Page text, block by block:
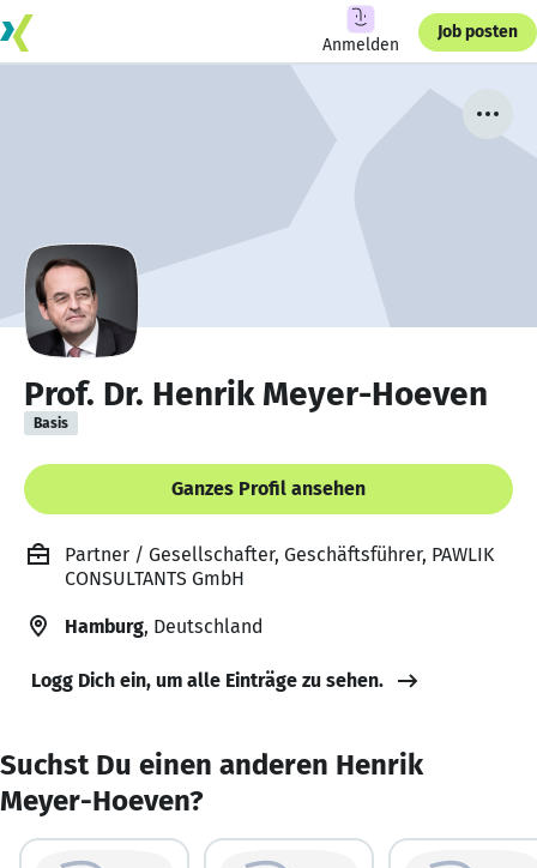
Anmelden
Job posten
Prof. Dr. Henrik Meyer-Hoeven
Basis
Ganzes Profil ansehen
Partner / Gesellschafter, Geschäftsführer, PAWLIK
CONSULTANTS GmbH
Hamburg, Deutschland
Logg Dich ein, um alle Einträge zu sehen.
Suchst Du einen anderen Henrik
Meyer-Hoeven?